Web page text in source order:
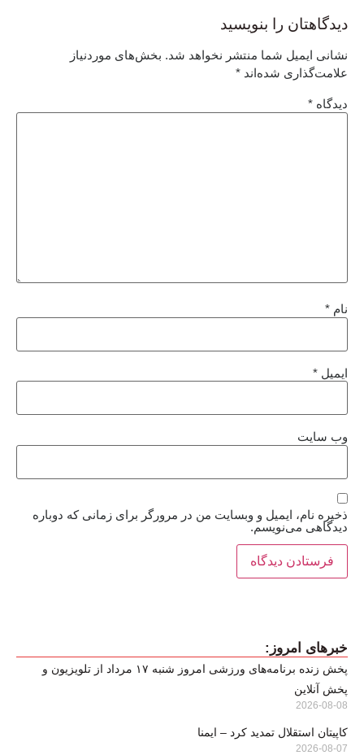
دیدگاهتان را بنویسید
نشانی ایمیل شما منتشر نخواهد شد. بخش‌های موردنیاز
علامت‌گذاری شده‌اند *
دیدگاه *
نام *
ایمیل *
وب‌ سایت
ذخیره نام، ایمیل و وبسایت من در مرورگر برای زمانی که دوباره
دیدگاهی می‌نویسم.
خبرهای امروز:
پخش زنده برنامه‌های ورزشی امروز شنبه ۱۷ مرداد از تلویزیون و
پخش آنلاین
2026-08-08
کاپیتان استقلال تمدید کرد – ایمنا
2026-08-07